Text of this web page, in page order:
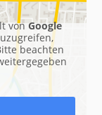
vonGoogle
beachten